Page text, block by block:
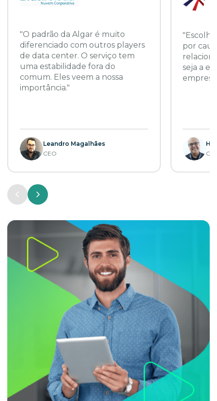
"O padrão da Algar é muito
diferenciado com outros players
de data center. O serviço tem
uma estabilidade fora do
comum. Eles veem a nossa
importância."
Leandro Magalhães
CEO
"Escolhi
por
seja a